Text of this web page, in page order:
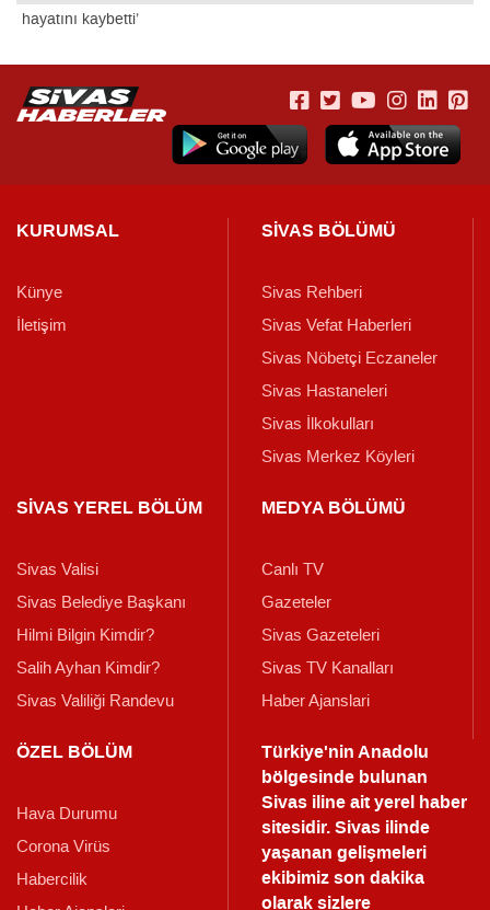
hayatını kaybetti’
KURUMSAL
Künye
İletişim
SİVAS BÖLÜMÜ
Sivas Rehberi
Sivas Vefat Haberleri
Sivas Nöbetçi Eczaneler
Sivas Hastaneleri
Sivas İlkokulları
Sivas Merkez Köyleri
SİVAS YEREL BÖLÜM
Sivas Valisi
Sivas Belediye Başkanı
Hilmi Bilgin Kimdir?
Salih Ayhan Kimdir?
Sivas Valiliği Randevu
MEDYA BÖLÜMÜ
Canlı TV
Gazeteler
Sivas Gazeteleri
Sivas TV Kanalları
Haber Ajanslari
ÖZEL BÖLÜM
Hava Durumu
Corona Virüs
Habercilik
Türkiye'nin Anadolu
bölgesinde bulunan
Sivas iline ait yerel haber
sitesidir. Sivas ilinde
yaşanan gelişmeleri
ekibimiz son dakika
olarak sizlere